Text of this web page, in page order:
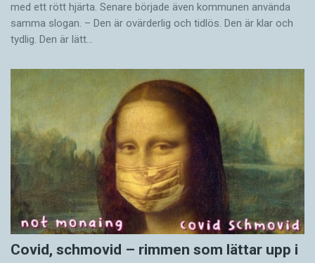
med ett rött hjärta. Senare började även kommunen använda
samma slogan. – Den är ovärderlig och tidlös. Den är klar och
tydlig. Den är lätt…
Covid, schmovid – rimmen som lättar upp i